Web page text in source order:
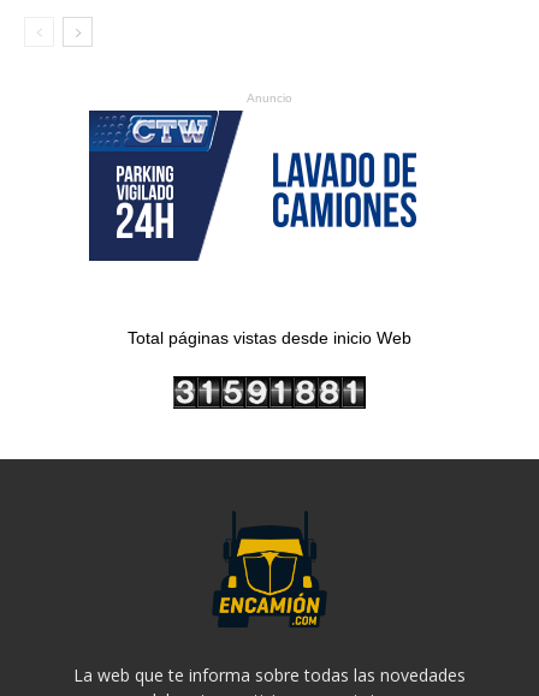
Anuncio
Total páginas vistas desde inicio Web
La web que te informa sobre todas las novedades